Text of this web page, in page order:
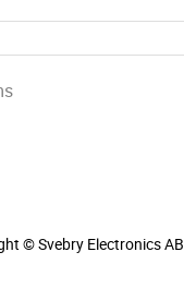
© Svebry Electronics AB